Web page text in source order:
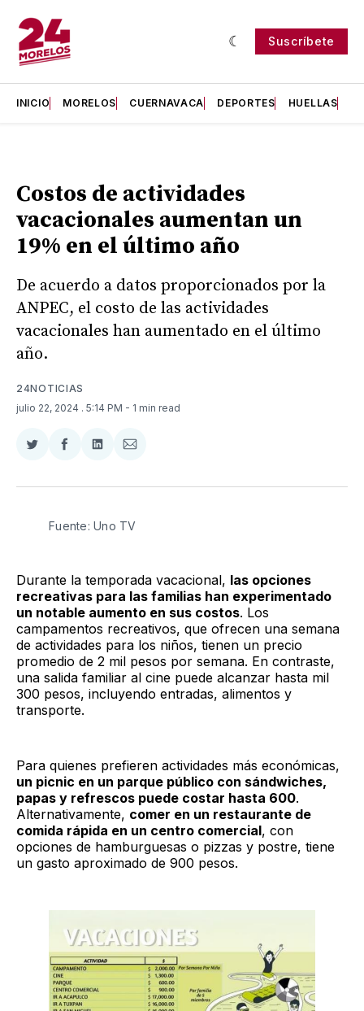
Suscríbete
INICIO MORELOS CUERNAVACA DEPORTES HUELLAS
Costos de actividades
vacacionales aumentan un
19% en el último año
De acuerdo a datos proporcionados por la
ANPEC, el costo de las actividades
vacacionales han aumentado en el último
año.
24NOTICIAS
julio 22, 2024 . 5:14 PM - 1 min read
Compartir
Twitter
Compartir
Facebook
Compartir
LinkedIn
Compartir
Email
Fuente: Uno TV
Durante la temporada vacacional, las opciones
recreativas para las familias han experimentado
un notable aumento en sus costos. Los
campamentos recreativos, que ofrecen una semana
de actividades para los niños, tienen un precio
promedio de 2 mil pesos por semana. En contraste,
una salida familiar al cine puede alcanzar hasta mil
300 pesos, incluyendo entradas, alimentos y
transporte.
Para quienes prefieren actividades más económicas,
un picnic en un parque público con sándwiches,
papas y refrescos puede costar hasta 600.
Alternativamente, comer en un restaurante de
comida rápida en un centro comercial, con
opciones de hamburguesas o pizzas y postre, tiene
un gasto aproximado de 900 pesos.